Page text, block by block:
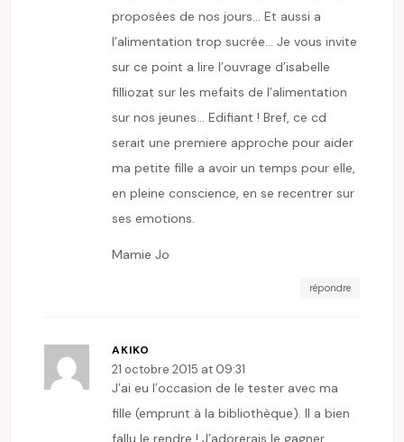
proposées de nos jours… Et aussi a
l’alimentation trop sucrée… Je vous invite
sur ce point a lire l’ouvrage d’isabelle
filliozat sur les mefaits de l’alimentation
sur nos jeunes… Edifiant ! Bref, ce cd
serait une premiere approche pour aider
ma petite fille a avoir un temps pour elle,
en pleine conscience, en se recentrer sur
ses emotions.
Mamie Jo
répondre
AKIKO
21 octobre 2015 at 09:31
J’ai eu l’occasion de le tester avec ma
fille (emprunt à la bibliothèque). Il a bien
fallu le rendre ! J’adorerais le gagner